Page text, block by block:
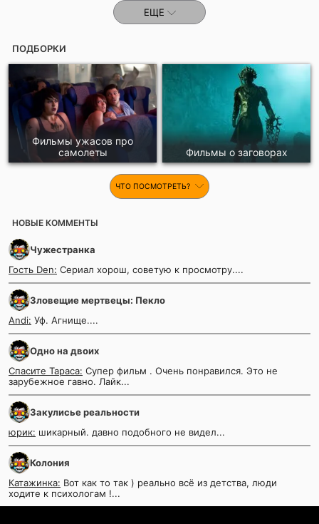
ЕЩЕ
ПОДБОРКИ
Фильмы ужасов про
самолеты
Фильмы о заговорах
ЧТО ПОСМОТРЕТЬ?
НОВЫЕ КОММЕНТЫ
Чужестранка
Гость Den: Сериал хорош, советую к просмотру....
Зловещие мертвецы: Пекло
Andi: Уф. Агнище....
Одно на двоих
Спасите Тараса: Супер фильм . Очень понравился. Это не
зарубежное гавно. Лайк...
Закулисье реальности
юрик: шикарный. давно подобного не видел...
Колония
Катажинка: Вот как то так ) реально всё из детства, люди
ходите к психологам !...